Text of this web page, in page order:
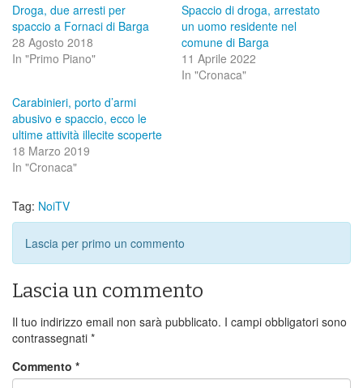
Droga, due arresti per
spaccio a Fornaci di Barga
28 Agosto 2018
In "Primo Piano"
Spaccio di droga, arrestato
un uomo residente nel
comune di Barga
11 Aprile 2022
In "Cronaca"
Carabinieri, porto d’armi
abusivo e spaccio, ecco le
ultime attività illecite scoperte
18 Marzo 2019
In "Cronaca"
Tag: NoiTV
Lascia per primo un commento
Lascia un commento
Il tuo indirizzo email non sarà pubblicato. I campi obbligatori sono
contrassegnati *
Commento *